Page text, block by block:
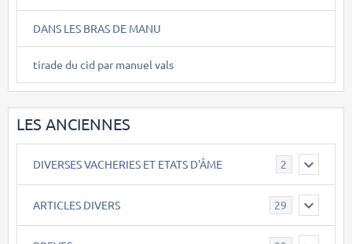
DANS LES BRAS DE MANU
tirade du cid par manuel vals
LES ANCIENNES
DIVERSES VACHERIES ET ETATS D'ÂME 2
ARTICLES DIVERS 29